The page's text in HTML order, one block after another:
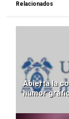
Relacionados
Abierta la
humor